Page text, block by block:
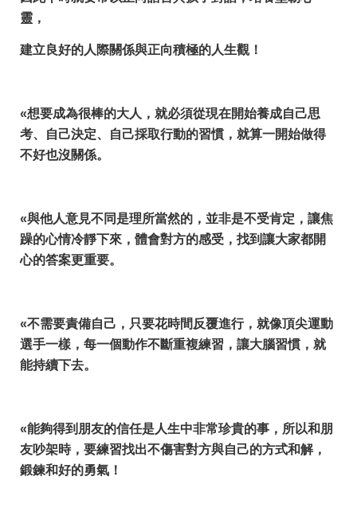
靈，
建立良好的人際關係與正向積極的人生觀！
«想要成為很棒的大人，就必須從現在開始養成自己思
考、自己決定、自己採取行動的習慣，就算一開始做得
不好也沒關係。
«與他人意見不同是理所當然的，並非是不受肯定，讓焦
躁的心情冷靜下來，體會對方的感受，找到讓大家都開
心的答案更重要。
«不需要責備自己，只要花時間反覆進行，就像頂尖運動
選手一樣，每一個動作不斷重複練習，讓大腦習慣，就
能持續下去。
«能夠得到朋友的信任是人生中非常珍貴的事，所以和朋
友吵架時，要練習找出不傷害對方與自己的方式和解，
鍛鍊和好的勇氣！